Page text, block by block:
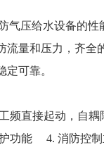
气压给水设备的
流量和压力，齐全
可靠。
频直接起动，自耦
功能 4. 消防控制